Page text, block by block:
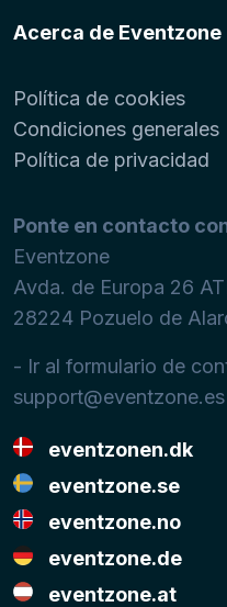
Acerca de Eventzone
Política de cookies
Condiciones generales
Política de privacidad
Ponte en contacto
Eventzone
Avda. de Europa 26
28224 Pozuelo de
- Ir al formulario de
support@eventzone.es
eventzonen.dk
eventzone.se
eventzone.no
eventzone.de
eventzone.at